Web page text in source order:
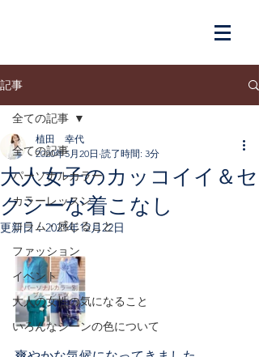
記事
全ての記事
パーソナルカラー
カラーレッスン
コラム・感じること
ファッション
イベント
大人の女性の気になること
いろんなシーンの色について
全ての記事
大人女子のカッコイイ＆セ
クシーな着こなし
植田 幸代
2020年5月20日 読了時間: 3分
更新日：2021年12月22日